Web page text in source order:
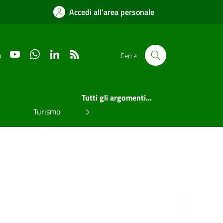
Accedi all'area personale
YouTube WhatsAppLinkedIn Cerca
Turismo
Tutti gli argomenti...